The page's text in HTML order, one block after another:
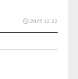
2022.12.22